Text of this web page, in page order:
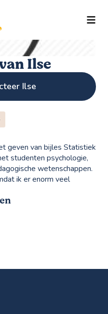
Ilse
Ilse
geven van bijles Statistiek
studenten psychologie,
wetenschappen.
ik er enorm veel